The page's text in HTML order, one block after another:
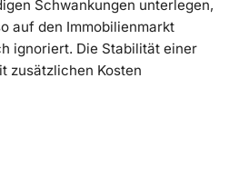
Schwankungen unterlegen,
auf den Immobilienmarkt
ignoriert. Die Stabilität einer
zusätzlichen Kosten